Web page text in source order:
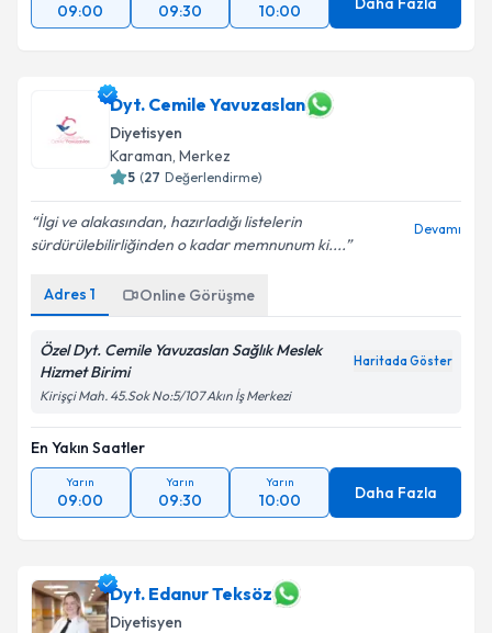
09:00 09:30 10:00
Dyt. Cemile Yavuzaslan
Diyetisyen
Karaman, Merkez
5 (27 Değerlendirme)
İlgi ve alakasından, hazırladığı listelerin
sürdürülebilirliğinden o kadar memnunum ki....
Devamı
Adres 1 Online Görüşme
Özel Dyt. Cemile Yavuzaslan Sağlık Meslek
Hizmet Birimi
Haritada Göster
Kirişçi Mah. 45.Sok No:5/107 Akın İş Merkezi
En Yakın Saatler
Yarın
09:00
Yarın
09:30
Yarın
10:00 Daha Fazla
Dyt. Edanur Teksöz
Diyetisyen